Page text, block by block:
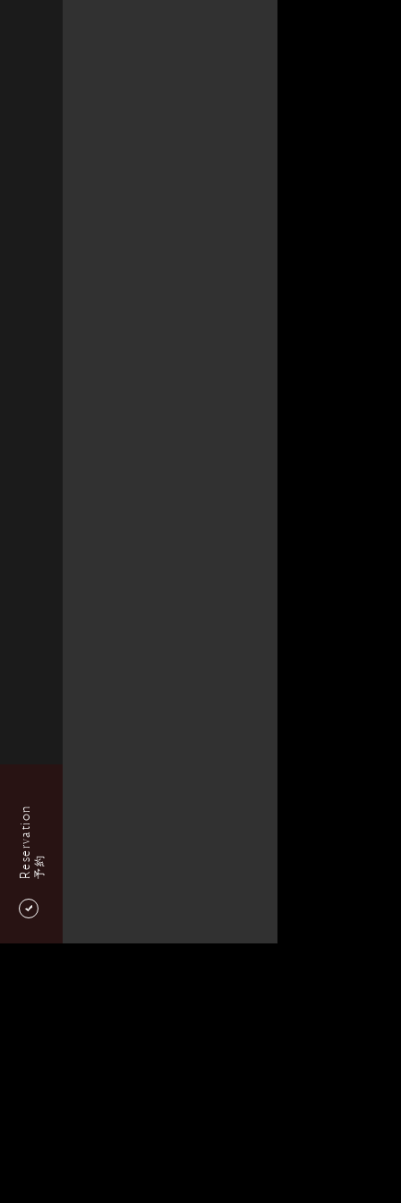
Reservation予約